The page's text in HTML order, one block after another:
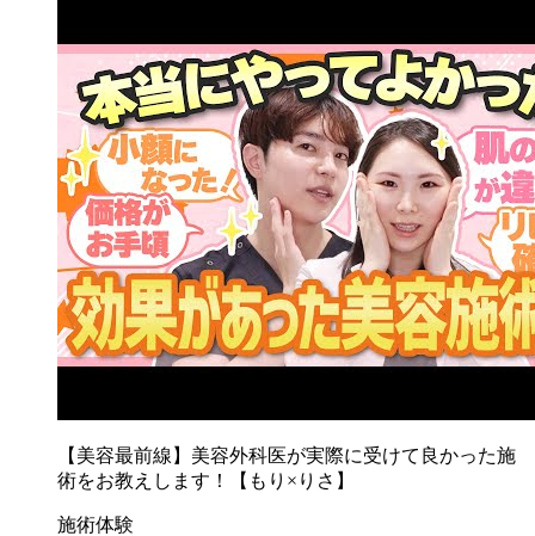
【美容最前線】美容外科医が実際に受けて良かった施
術をお教えします！【もり×りさ】
施術体験